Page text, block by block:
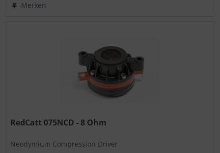
Merken
RedCatt 075NCD - 8 Ohm
Neodymium Compression Driver